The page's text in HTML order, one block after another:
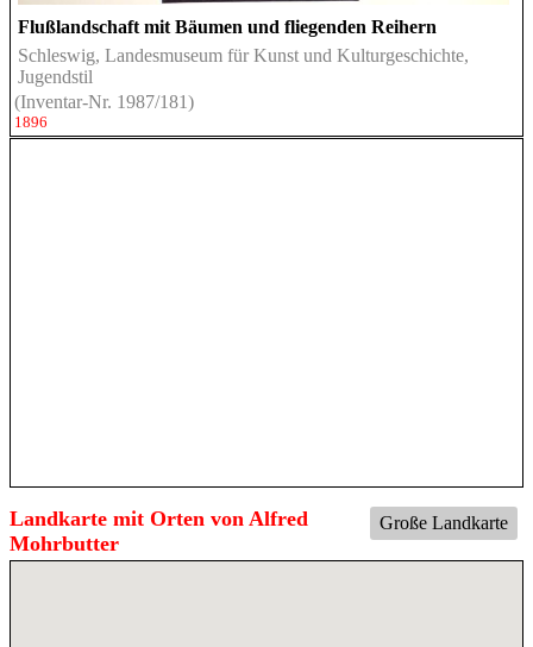
Flußlandschaft mit Bäumen und fliegenden Reihern
Schleswig, Landesmuseum für Kunst und Kulturgeschichte,
Jugendstil
(Inventar-Nr. 1987/181)
1896
Große Landkarte
Landkarte mit Orten von Alfred
Mohrbutter